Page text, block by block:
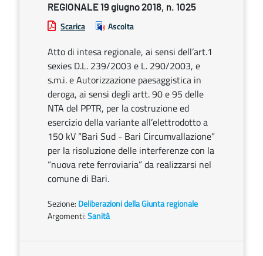
REGIONALE 19 giugno 2018, n. 1025
Scarica Ascolta
Atto di intesa regionale, ai sensi dell’art.1
sexies D.L. 239/2003 e L. 290/2003, e
s.m.i. e Autorizzazione paesaggistica in
deroga, ai sensi degli artt. 90 e 95 delle
NTA del PPTR, per la costruzione ed
esercizio della variante all’elettrodotto a
150 kV “Bari Sud - Bari Circumvallazione”
per la risoluzione delle interferenze con la
“nuova rete ferroviaria” da realizzarsi nel
comune di Bari.
Sezione: Deliberazioni della Giunta regionale
Argomenti:Sanità